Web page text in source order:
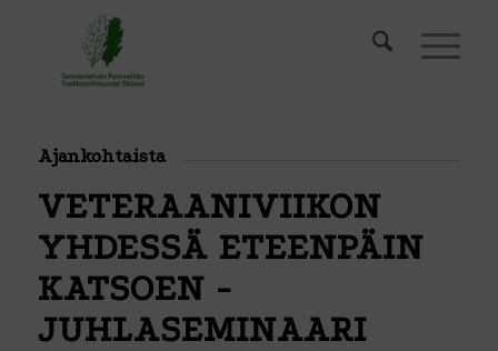
Ajankohtaista
VETERAANIVIIKON
YHDESSÄ ETEENPÄIN
KATSOEN -
JUHLASEMINAARI